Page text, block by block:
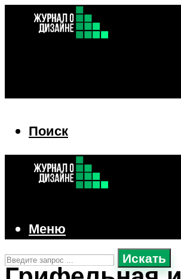
Поиск
Искать
Меню